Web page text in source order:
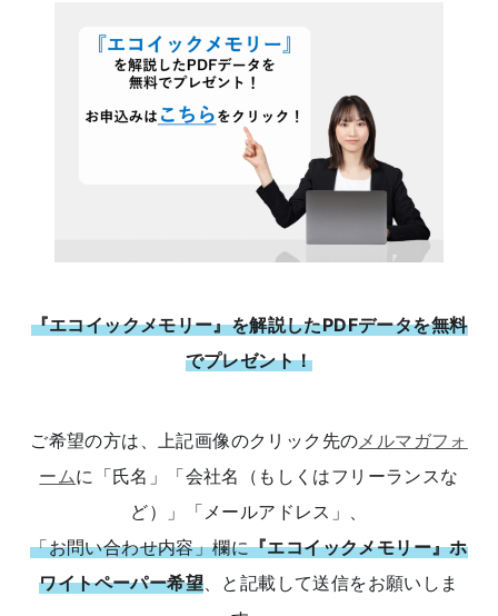
『エコイックメモリー』を解説したPDFデータを無料
でプレゼント！
ご希望の方は、上記画像のクリック先の メルマガフォ
ームに「氏名」「会社名（もしくはフリーランスな
ど）」「メールアドレス」、
「お問い合わせ内容」欄に『エコイックメモリー』ホ
ワイトペーパー希望 、と記載して送信をお願いしま